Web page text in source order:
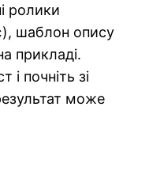
ролики
шаблон опису
прикладі.
почніть зі
може